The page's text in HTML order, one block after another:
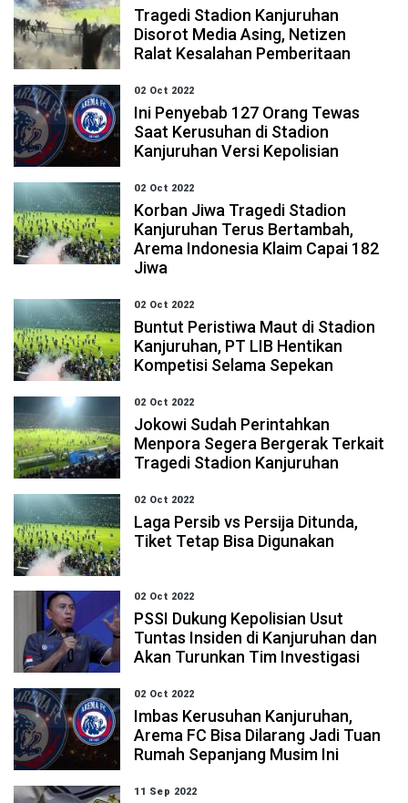
Tragedi Stadion Kanjuruhan
Disorot Media Asing, Netizen
Ralat Kesalahan Pemberitaan
02 Oct 2022
Ini Penyebab 127 Orang Tewas
Saat Kerusuhan di Stadion
Kanjuruhan Versi Kepolisian
02 Oct 2022
Korban Jiwa Tragedi Stadion
Kanjuruhan Terus Bertambah,
Arema Indonesia Klaim Capai 182
Jiwa
02 Oct 2022
Buntut Peristiwa Maut di Stadion
Kanjuruhan, PT LIB Hentikan
Kompetisi Selama Sepekan
02 Oct 2022
Jokowi Sudah Perintahkan
Menpora Segera Bergerak Terkait
Tragedi Stadion Kanjuruhan
02 Oct 2022
Laga Persib vs Persija Ditunda,
Tiket Tetap Bisa Digunakan
02 Oct 2022
PSSI Dukung Kepolisian Usut
Tuntas Insiden di Kanjuruhan dan
Akan Turunkan Tim Investigasi
02 Oct 2022
Imbas Kerusuhan Kanjuruhan,
Arema FC Bisa Dilarang Jadi Tuan
Rumah Sepanjang Musim Ini
11 Sep 2022